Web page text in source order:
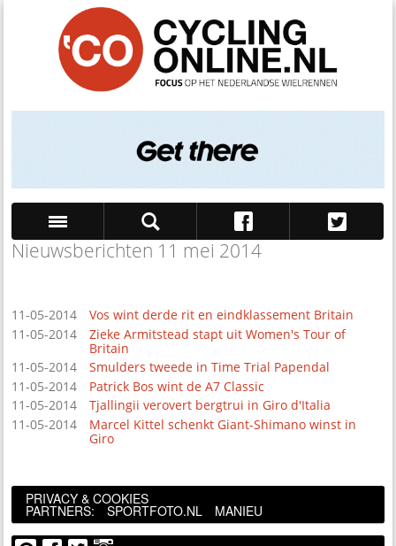
Nieuwsberichten 11 mei 2014
11-05-2014
Vos wint derde rit en eindklassement Britain
11-05-2014
Zieke Armitstead stapt uit Women's Tour of
Britain
11-05-2014
Smulders tweede in Time Trial Papendal
11-05-2014
Patrick Bos wint de A7 Classic
11-05-2014
Tjallingii verovert bergtrui in Giro d'Italia
11-05-2014
Marcel Kittel schenkt Giant-Shimano winst in
Giro
PRIVACY & COOKIES
PARTNERS: SPORTFOTO.NL MANIEU